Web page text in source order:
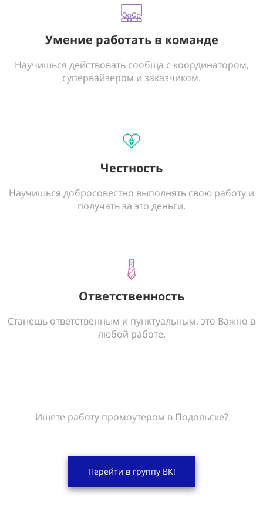
Умение работать в команде
Научишься действовать сообща с координатором,
супервайзером и заказчиком.
Честность
Научишься добросовестно выполнять свою работу и
получать за это деньги.
Ответственность
Станешь ответственным и пунктуальным, это Важно в
любой работе.
Ищете работу промоутером в Подольске?
Перейти в группу ВК!